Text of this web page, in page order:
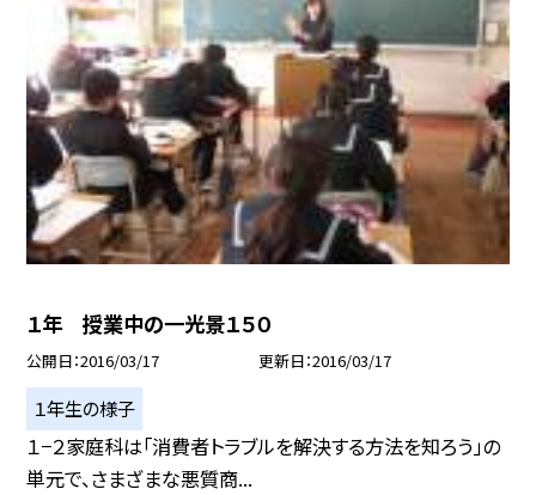
１年 授業中の一光景１５０
公開日 2016/03/17 更新日 2016/03/17
１年生の様子
１−２家庭科は「消費者トラブルを解決する方法を知ろう」の
単元で、さまざまな悪質商...